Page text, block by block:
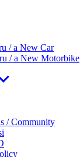
/ a New Car
/ a New Motorbike
/ Community